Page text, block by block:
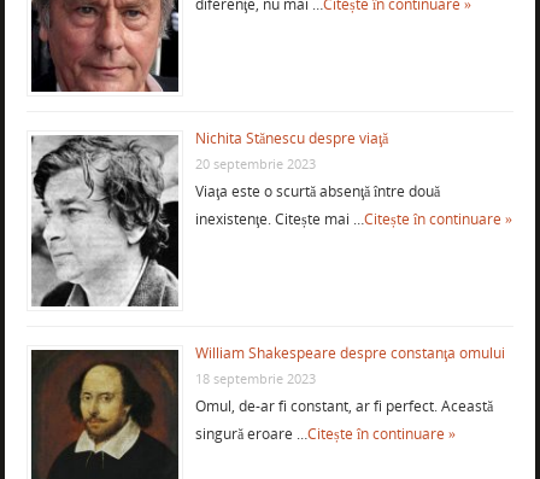
Nichita Stănescu despre viaţă
20 septembrie 2023
Viaţa este o scurtă absenţă între două
inexistenţe. Citește mai …Citește în continuare »
William Shakespeare despre constanţa omului
18 septembrie 2023
Omul, de-ar fi constant, ar fi perfect. Această
singură eroare …Citește în continuare »